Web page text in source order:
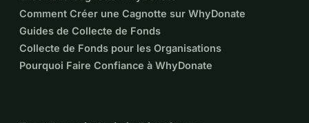
Comment Créer une Cagnotte sur WhyDonate
Guides de Collecte de Fonds
Collecte de Fonds pour les Organisations
Pourquoi Faire Confiance à WhyDonate